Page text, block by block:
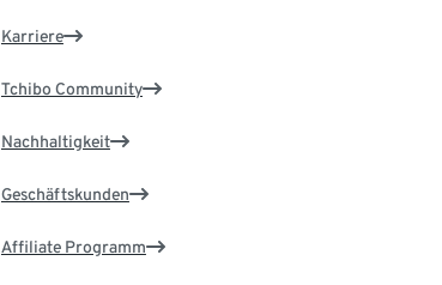
Karriere
Tchibo Community
Nachhaltigkeit
Geschäftskunden
Affiliate Programm